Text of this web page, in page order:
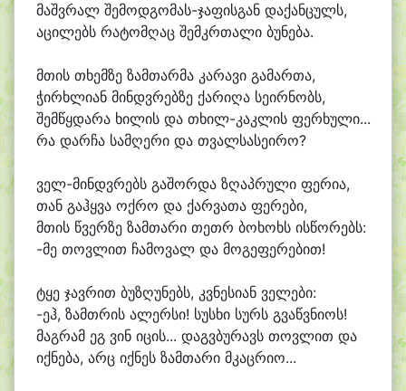
მაშვრალ შემოდგომას-ჯაფისგან დაქანცულს,
აცილებს რატომღაც შემკრთალი ბუნება.
მთის თხემზე ზამთარმა კარავი გამართა,
ჭირხლიან მინდვრებზე ქარიღა სეირნობს,
შემწყდარა ხილის და თხილ-კაკლის ფერხული...
რა დარჩა სამღერი და თვალსასეირო?
ველ-მინდვრებს გაშორდა ზღაპრული ფერია,
თან გაჰყვა ოქრო და ქარვათა ფერები,
მთის წვერზე ზამთარი თეთრ ბოხოხს ისწორებს:
-მე თოვლით ჩამოვალ და მოგეფერებით!
ტყე ჯავრით ბუზღუნებს, კვნესიან ველები:
-ეჰ, ზამთრის ალერსი! სუსხი სურს გვაწვნიოს!
მაგრამ ეგ ვინ იცის... დაგვბურავს თოვლით და
იქნება, არც იქნეს ზამთარი მკაცრიო...